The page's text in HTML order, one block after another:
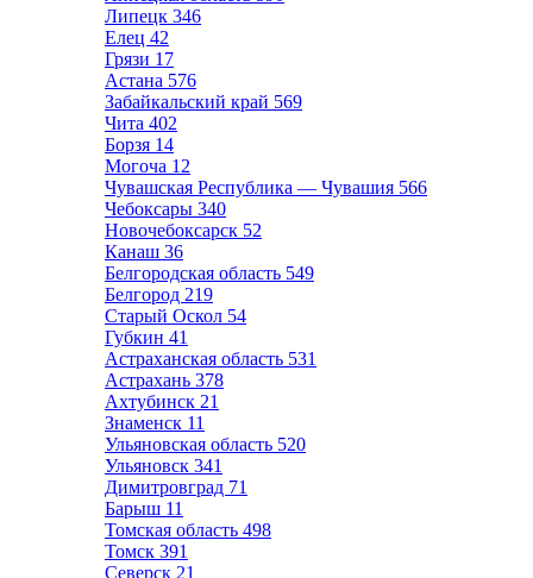
Липецк 346
Елец 42
Грязи 17
Астана 576
Забайкальский край 569
Чита 402
Борзя 14
Могоча 12
Чувашская Республика — Чувашия 566
Чебоксары 340
Новочебоксарск 52
Канаш 36
Белгородская область 549
Белгород 219
Старый Оскол 54
Губкин 41
Астраханская область 531
Астрахань 378
Ахтубинск 21
Знаменск 11
Ульяновская область 520
Ульяновск 341
Димитровград 71
Барыш 11
Томская область 498
Томск 391
Северск 21